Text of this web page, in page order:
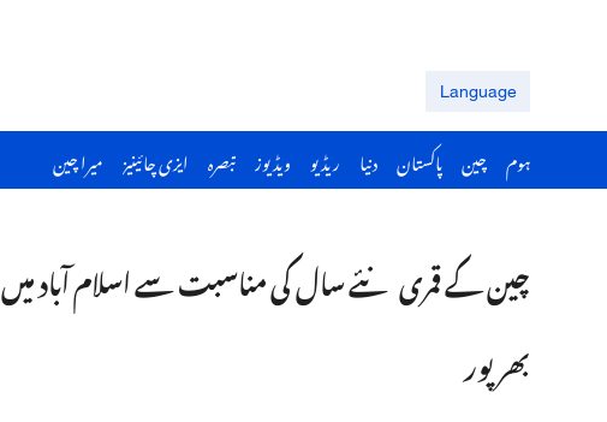
Language
ہوم چین پاکستان دنیا ریڈیو ویڈیوز تبصرہ ایزی چائینیز میرا چین
چین کے قمری نئے سال کی مناسبت سے اسلام آباد
بھرپور